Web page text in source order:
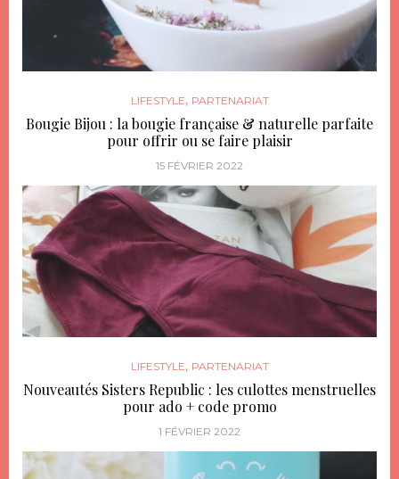
LIFESTYLE, PARTENARIAT
Bougie Bijou : la bougie française & naturelle parfaite
pour offrir ou se faire plaisir
15 FÉVRIER 2022
LIFESTYLE, PARTENARIAT
Nouveautés Sisters Republic : les culottes menstruelles
pour ado + code promo
1 FÉVRIER 2022